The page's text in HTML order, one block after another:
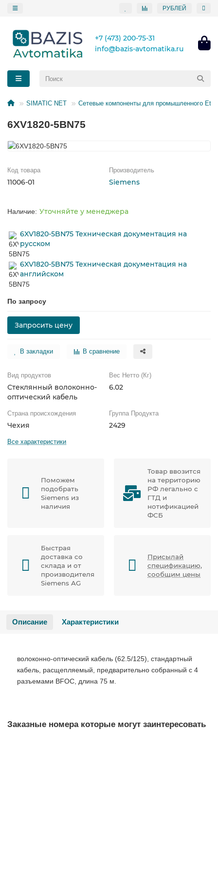
РУБЛЕЙ
+7 (473) 200-75-31
info@bazis-avtomatika.ru
SIMATIC NET Сетевые компоненты для промышленного
6XV1820-5BN75
Код товара
11006-01
Производитель
Siemens
Уточняйте у менеджера
6XV1820-5BN75 Техническая документация на
русском
6XV1820-5BN75 Техническая документация на
английском
По запросу
Запросить цену
В закладки В сравнение
Вид продуктов
Стеклянный волоконно-
оптический кабель
Вес Нетто (Кг)
6.02
Страна происхождения
Чехия
Группа Продукта
2429
Все характеристики
Поможем
подобрать
Siemens из
наличия
Товар ввозится
на территорию
РФ легально с
ГТД и
нотификацией
ФСБ
Быстрая
доставка со
склада и от
производителя
Siemens AG
Присылай
спецификацию,
сообщим цены
Описание Характеристики
волоконно-оптический кабель (62.5/125), стандартный
кабель, расщепляемый, предварительно собранный с 4
разъемами BFOC, длина 75 м.
Заказные номера которые могут заинтересовать